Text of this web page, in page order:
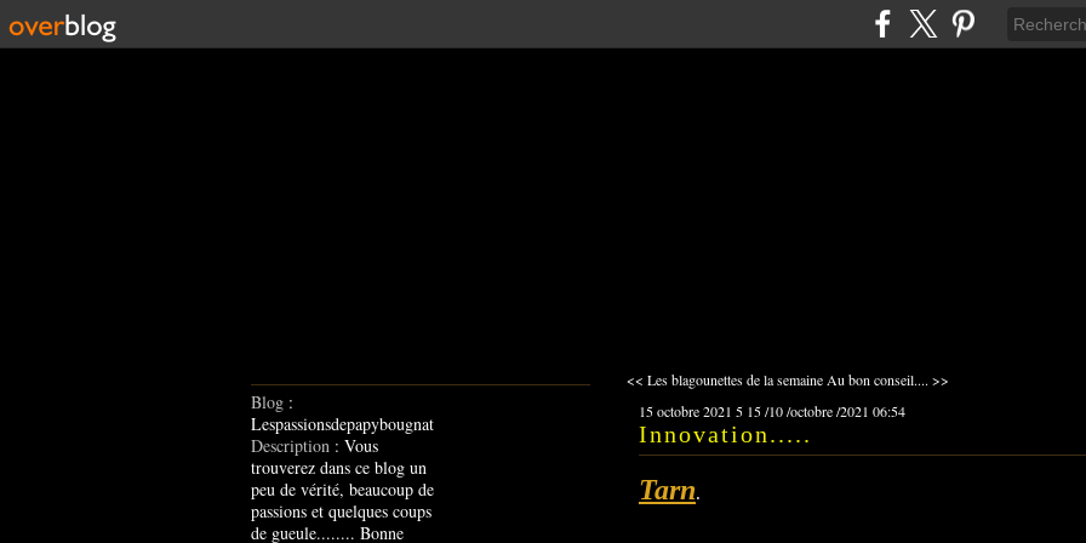
Blog :
Lespassionsdepapybougnat
Description : Vous
trouverez dans ce blog un
peu de vérité, beaucoup de
passions et quelques coups
de gueule........ Bonne
<< Les blagounettes de la semaine Au bon conseil.... >>
15 octobre 2021 5 15/10/octobre/2021 06:54
Innovation.....
Tarn.